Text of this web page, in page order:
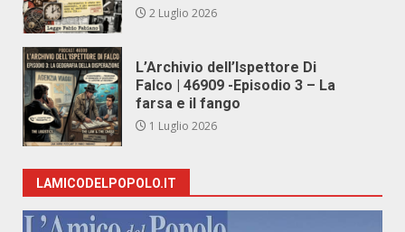
2 Luglio 2026
L’Archivio dell’Ispettore Di
Falco | 46909 -Episodio 3 – La
farsa e il fango
1 Luglio 2026
LAMICODELPOPOLO.IT